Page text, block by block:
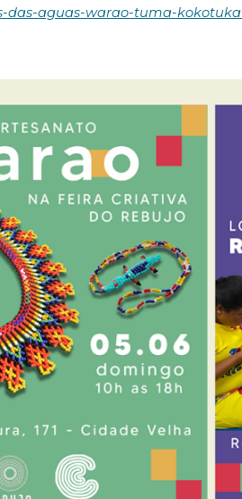
das-aguas-warao-tuma-